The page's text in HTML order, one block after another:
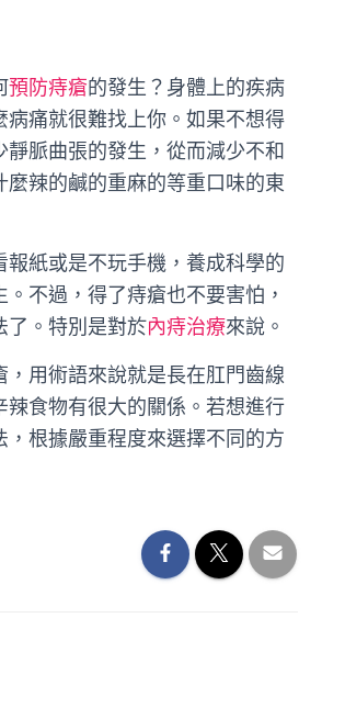
預防痔瘡的發生？身體上的疾病
痛就很難找上你。如果不想得
脈曲張的發生，從而減少不和
辣的鹹的重麻的等重口味的東
紙或是不玩手機，養成科學的
不過，得了痔瘡也不要害怕，
了。特別是對於內痔治療來說。
用術語來說就是長在肛門齒線
食物有很大的關係。若想進行
根據嚴重程度來選擇不同的方